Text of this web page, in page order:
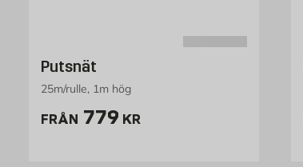
Putsnät
25m/rulle, 1m hög
FRÅN Pris 779 kr
779 KR